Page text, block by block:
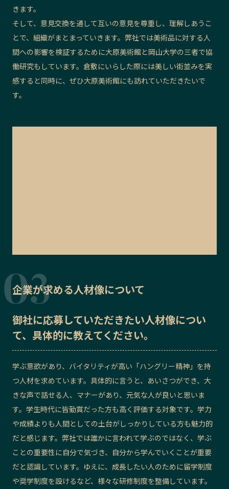
きます。
そして、意見交換を通して互いの意見を尊重し、理解しあうこ
とで、組織がまとまっていきます。弊社では美術品に対する人
間への影響を検証するために大原美術館と岡山大学の三者で協
働研究もしています。倉敷にいらした際には美しい街並みを実
感すると同時に、ぜひ大原美術館にも訪れていただきたいで
す。
企業が求める人材像について
御社に応募していただきたい人材像につい
て、具体的に教えてください。
学ぶ意欲があり、バイタリティが高い「ハングリー精神」を持
つ人材を求めています。具体的に言うと、あいさつができ、大
きな声で話せる人、マナーがあり、元気な人が良いと思いま
す。学生時代に皆勤賞だった方も高く評価する対象です。学力
や成績よりも人間としての土台がしっかりしている方も魅力的
だと感じます。弊社では誰かに言われて学ぶのではなく、学ぶ
ことの重要性に自分で気づき、自分から学んでいくことが重要
だと認識しています。ゆえに、成長したい人のために留学制度
や奨学制度を設けるなど、様々な研修制度を整備しています。